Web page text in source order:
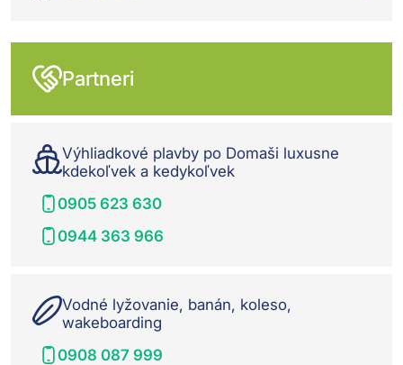
Partneri
Výhliadkové plavby po Domaši luxusne
kdekoľvek a kedykoľvek
0905 623 630
0944 363 966
Vodné lyžovanie, banán, koleso,
wakeboarding
0908 087 999